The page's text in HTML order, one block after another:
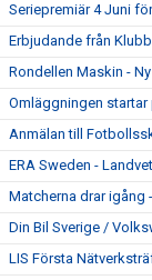
Seriepremiär 4 Juni
Erbjudande från
Rondellen Maskin -
Omläggningen startar
Anmälan till
ERA Sweden -
Matcherna drar igång
Din Bil Sverige /
LIS Första